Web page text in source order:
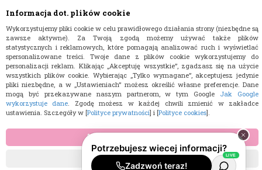
Informacja dot. plików cookie
Wykorzystujemy pliki cookie w celu prawidłowego działania strony (niezbędne są
zawsze aktywne). Za Twoją zgodą możemy używać także plików
statystycznych i reklamowych, które pomagają analizować ruch i wyświetlać
spersonalizowane treści. Twoje dane z plików cookie wykorzystujemy do
personalizacji reklam. Klikając „Akceptuję wszystkie”, zgadzasz się na użycie
wszystkich plików cookie. Wybierając „Tylko wymagane”, akceptujesz jedynie
pliki niezbędne, a w „Ustawieniach” możesz określić własne preferencje. Dane
mogą być przekazywane naszym partnerom, w tym Google Jak Google
wykorzystuje dane. Zgodę możesz w każdej chwili zmienić w zakładce
ustawienia. Szczegóły w [Polityce prywatności] i [Polityce cookies].
AKCEPTUJĘ WSZYSTKIE
TYLKO WYMAGANE
REGON: 365874905
Nr konta (mBank):
36 1140 2004 0000 3902 8144 2737
PROJEKT I OPROGRAMOWANIE SKLEPU: